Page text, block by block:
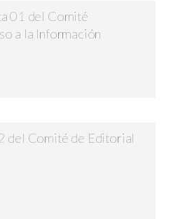
01 del Comité
a la Información
del Comité de Editorial